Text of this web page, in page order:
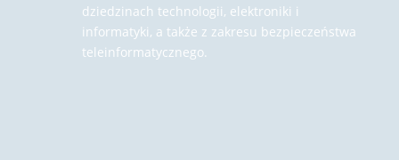
dziedzinach technologii, elektroniki i
informatyki, a także z zakresu bezpieczeństwa
teleinformatycznego.